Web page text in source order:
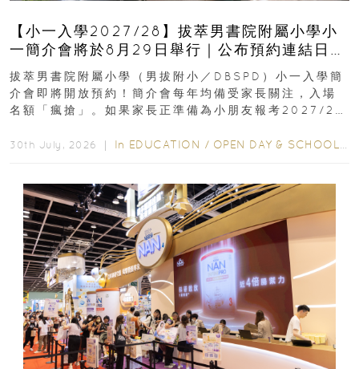
【小一入學2027/28】拔萃男書院附屬小學小
一簡介會將於8月29日舉行｜公布預約連結日期
｜更設有網上重溫
拔萃男書院附屬小學（男拔附小／DBSPD）小一入學簡
介會即將開放預約！簡介會每年均備受家長關注，入場
名額「瘋搶」。如果家長正準備為小朋友報考2027/28
30th July, 2026 ｜ In EDUCATION / OPEN DAY & SCHOOL EVENTS